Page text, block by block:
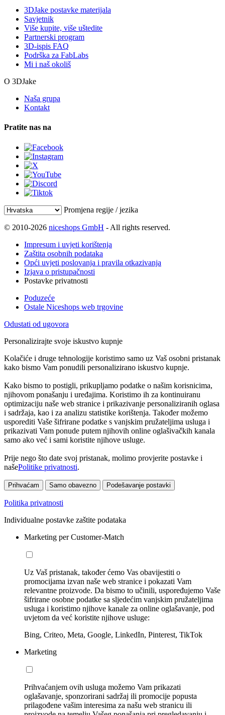
3DJake postavke materijala
Savjetnik
Više kupite, više uštedite
Partnerski program
3D-ispis FAQ
Podrška za FabLabs
Mi i naš okoliš
O 3DJake
Naša grupa
Kontakt
Pratite nas na
Promjena regije / jezika
© 2010-2026 niceshops GmbH - All rights reserved.
Impresum i uvjeti korištenja
Zaštita osobnih podataka
Opći uvjeti poslovanja i pravila otkazivanja
Izjava o pristupačnosti
Postavke privatnosti
Poduzeće
Ostale Niceshops web trgovine
Odustati od ugovora
Personalizirajte svoje iskustvo kupnje
Kolačiće i druge tehnologije koristimo samo uz Vaš osobni pristanak
kako bismo Vam ponudili personalizirano iskustvo kupnje.
Kako bismo to postigli, prikupljamo podatke o našim korisnicima,
njihovom ponašanju i uređajima. Koristimo ih za kontinuiranu
optimizaciju naše web stranice i prikazivanje personaliziranih oglasa
i sadržaja, kao i za analizu statistike korištenja. Također možemo
usporediti Vaše šifrirane podatke s vanjskim pružateljima usluga i
prikazivati Vam ponude putem njihovih online oglašivačkih kanala
samo ako već i sami koristite njihove usluge.
Prije nego što date svoj pristanak, molimo provjerite postavke i
našePolitike privatnosti.
Prihvaćam Samo obavezno Podešavanje postavki
Politika privatnosti
Individualne postavke zaštite podataka
Marketing per Customer-Match
Uz Vaš pristanak, također ćemo Vas obavijestiti o
promocijama izvan naše web stranice i pokazati Vam
relevantne proizvode. Da bismo to učinili, uspoređujemo Vaše
šifrirane osobne podatke sa sljedećim vanjskim pružateljima
usluga i koristimo njihove kanale za online oglašavanje, pod
uvjetom da već koristite njihove usluge:
Bing, Criteo, Meta, Google, LinkedIn, Pinterest, TikTok
Marketing
Prihvaćanjem ovih usluga možemo Vam prikazati
oglašavanje, sponzorirani sadržaj ili promocije popusta
prilagođene vašim interesima za našu web stranicu ili